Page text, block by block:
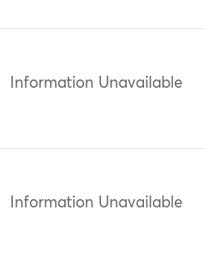
Information Unavailable
Information Unavailable